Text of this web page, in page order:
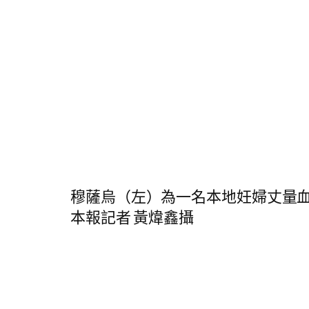
穆薩烏（左）為一名本地妊婦丈量
本報記者 黃煒鑫攝